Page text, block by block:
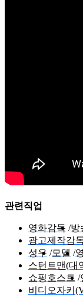
관련직업
영화감독 방
광고제작감
성우 모델
스턴트맨(대
쇼핑호스트
비디오자키